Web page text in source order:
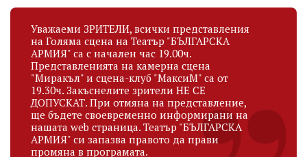
Уважаеми ЗРИТЕЛИ, всички представления
на Голяма сцена на Театър "БЪЛГАРСКА
АРМИЯ" са с начален час 19.00ч.
Представленията на камерна сцена
"Миракъл" и сцена-клуб "МаксиМ" са от
19.30ч. Закъснелите зрители НЕ СЕ
ДОПУСКАТ. При отмяна на представление,
ще бъдете своевременно информирани на
нашата web страница. Театър "БЪЛГАРСКА
АРМИЯ" си запазва правото да прави
промяна в програмата.